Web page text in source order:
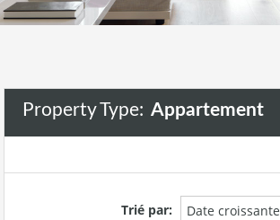
Property Type: Appartement
Trié par: Date croissante